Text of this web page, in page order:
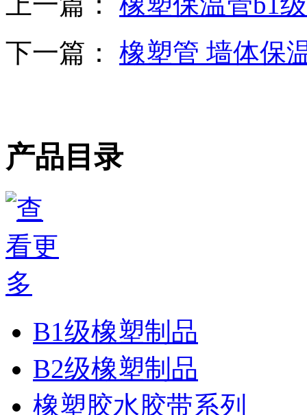
下一篇： 橡塑管 墙体保
产品目录
B1级橡塑制品
B2级橡塑制品
橡塑胶水胶带系列